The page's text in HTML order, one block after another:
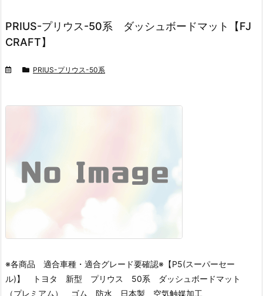
PRIUS-プリウス-50系 ダッシュボードマット【FJ
CRAFT】
PRIUS-プリウス-50系
※各商品 適合車種・適合グレード要確認※ 【P5(スーパーセー
ル)】 トヨタ 新型 プリウス 50系 ダッシュボードマット
（プレミアム） ゴム 防水 日本製 空気触媒加工